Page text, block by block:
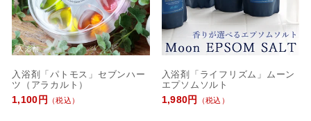
入浴剤「パトモス」セブンハー
ツ（アラカルト）
1,100円
（税込）
入浴剤「ライフリズム」ムーン
エプソムソルト
1,980円
（税込）